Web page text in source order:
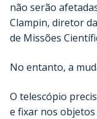
não serão
Clampin, diretor
de Missões
No entanto, a
O telescópio
e fixar nos